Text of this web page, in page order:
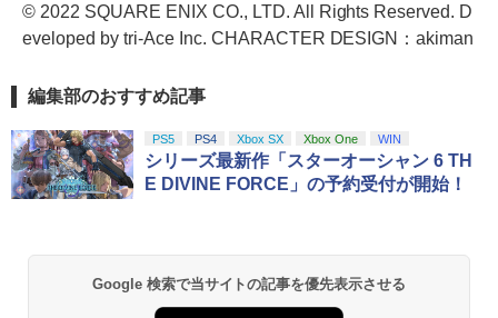
© 2022 SQUARE ENIX CO., LTD. All Rights Reserved. D
eveloped by tri-Ace Inc. CHARACTER DESIGN：akiman
編集部のおすすめ記事
PS5 PS4 Xbox SX Xbox One WIN
シリーズ最新作「スターオーシャン 6 TH
E DIVINE FORCE」の予約受付が開始！
Google 検索で当サイトの記事を優先表示させる